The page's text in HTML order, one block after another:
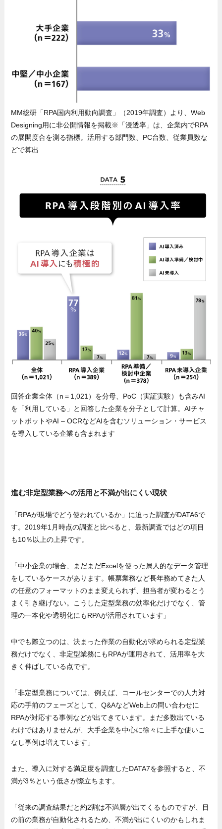
MM総研「RPA国内利用動向調査」（2019年調査）より、Web
Designing用に非公開情報を掲載※「浸透率」は、企業内でRPA
の展開度合を測る指標。活用する部門数、PC台数、従業員数な
どで算出
回答企業全体（n＝1,021）を分母、PoC（実証実験）も含みAI
を「利用している」と回答した企業を分子として計算。AIチャ
ットボットやAI – OCRなどAIを含むソリューション・サービス
を導入している企業も含まれます
進む非定型業務への活用と不満が出にくい現状
「RPAが現場でどう使われているか」に迫った調査がDATA6で
す。2019年1月時点の調査と比べると、最新調査ではどの項目
も10％以上の上昇です。
「中小企業の場合、まだまだExcelを使った属人的なデータ管理
をしているケースがあります。帳票業務など長年務めてきた人
の任意のフォーマットのまま変えられず、担当者が変わるとう
まく引き継げない。こうした定型業務の効率化だけでなく、管
理の一本化や透明化にもRPAが活用されています」
中でも際立つのは、決まった作業の自動化が求められる定型業
務だけでなく、非定型業務にもRPAが運用されて、活用率を大
きく伸ばしている点です。
「非定型業務については、例えば、コールセンターでの人力対
応の手前のフェーズとして、Q&AなどWeb上の問い合わせに
RPAが対応する事例などが出てきています。まだ多数出ている
わけではありませんが、大手企業を中心に徐々に上手な使いこ
なし事例は増えています」
また、導入に対する満足度を調査したDATA7を参照すると、不
満が3％という低さが際立ちます。
「従来の調査結果だと約2割は不満層が出てくるものですが、目
の前の業務が自動化されるため、不満が出にくいのかもしれま